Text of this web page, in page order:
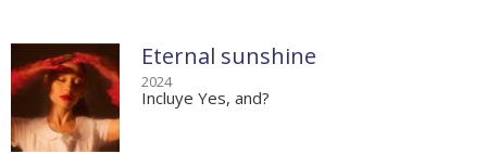
Eternal sunshine
2024
Incluye Yes, and?